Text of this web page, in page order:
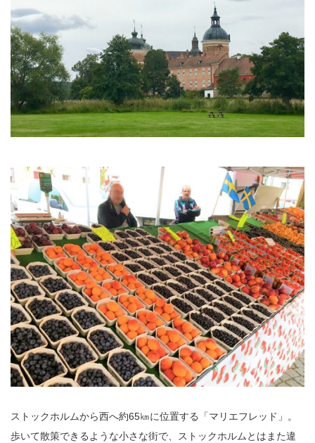
ストックホルムから西へ約65㎞に位置する「マリエフレッド」。
歩いて散策できるような小さな街で、ストックホルムとはまた違